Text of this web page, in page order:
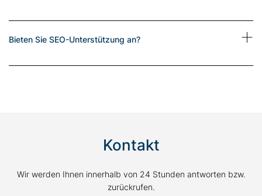
Bieten Sie SEO-Unterstützung an?
Kontakt
Wir werden Ihnen innerhalb von 24 Stunden antworten bzw.
zurückrufen.